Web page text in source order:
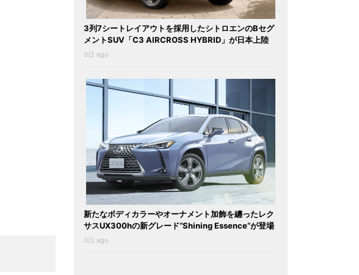
3列7シートレイアウトを採用したシトロエンのBセグ
メントSUV「C3 AIRCROSS HYBRID」が日本上陸
3日 ago
新たなボディカラーやオーナメント加飾を纏ったレク
サスUX300hの新グレード“Shining Essence”が登場
3日 ago